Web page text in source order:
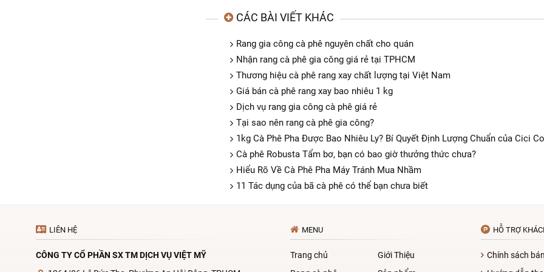
CÁC BÀI VIẾT KHÁC
Rang gia công cà phê nguyên chất cho quán
Nhận rang cà phê gia công giá rẻ tại TPHCM
Thương hiệu cà phê rang xay chất lượng tại Việt Nam
Giá bán cà phê rang xay bao nhiêu 1 kg
Dịch vụ rang gia công cà phê giá rẻ
Tại sao nên rang cà phê gia công?
1kg Cà Phê Pha Được Bao Nhiêu Ly? Bí Quyết Định Lượng Chuẩn của Cici
Cà phê Robusta Tẩm bơ, bạn có bao giờ thưởng thức chưa?
Hiểu Rõ Về Cà Phê Pha Máy Tránh Mua Nhầm
11 Tác dụng của bã cà phê có thể bạn chưa biết
LIÊN HỆ
CÔNG TY CỔ PHẦN SX TM DỊCH VỤ VIỆT MỸ
MENU
Trang chủ
Giới Thiệu
HỖ TRỢ
Chính sách